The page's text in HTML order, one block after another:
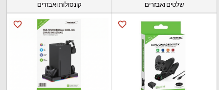
שלטים ואבזרים
favorite_border
קונסולות ואבזרים
favorite_border